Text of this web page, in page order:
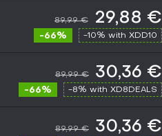
89,99 € 29,88 €
-66% -10% with XDD10
89,99 € 30,36 €
-66% -8% with XD8DEALS
89,99 € 30,36 €